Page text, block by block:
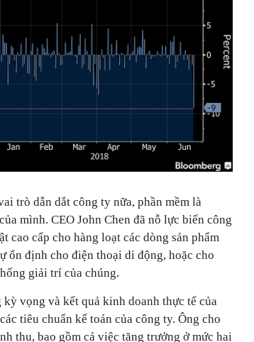
trò dẫn dắt công ty nữa, phần mềm là
mình. CEO John Chen đã nỗ lực biến công
cao cấp cho hàng loạt các dòng sản phẩm
ổn định cho điện thoại di động, hoặc cho
giải trí của chúng.
vọng và kết quả kinh doanh thực tế của
tiêu chuẩn kế toán của công ty. Ông cho
thu, bao gồm cả việc tăng trưởng ở mức hai